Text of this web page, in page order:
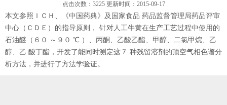
点击次数：3225 更新时间：2015-09-17
本文参照ＩＣＨ、《中国药典》及国家食品 药品监督管理局药品评审
中心（ＣＤＥ）的指导原则， 针对人工牛黄在生产工艺过程中使用的
石油醚（６０ ～９０ ℃ ）、丙酮、乙酸乙酯、甲醇、二氯甲烷、乙
醇、乙 酸丁酯，开发了能同时测定这７ 种残留溶剂的顶空气相色谱分
析方法，并进行了方法学验证。